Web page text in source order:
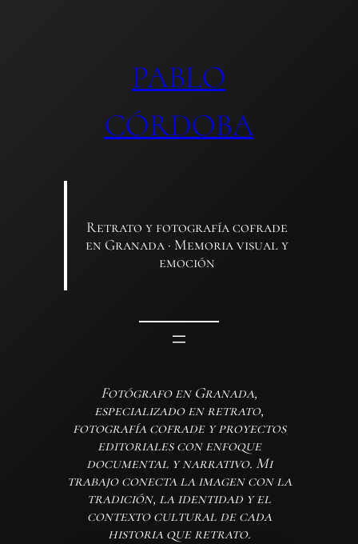
PABLO
CÓRDOBA
Retrato y fotografía cofrade
en Granada · Memoria visual y
emoción
Fotógrafo en Granada,
especializado en retrato,
fotografía cofrade y proyectos
editoriales con enfoque
documental y narrativo. Mi
trabajo conecta la imagen con la
tradición, la identidad y el
contexto cultural de cada
historia que retrato.